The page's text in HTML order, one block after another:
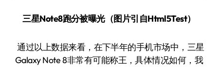
三星Note8跑分被曝光（图片引自Html5Test）
通过以上数据来看，在下半年的手机市场中，三星
Galaxy Note 8非常有可能称王，具体情况如何，我